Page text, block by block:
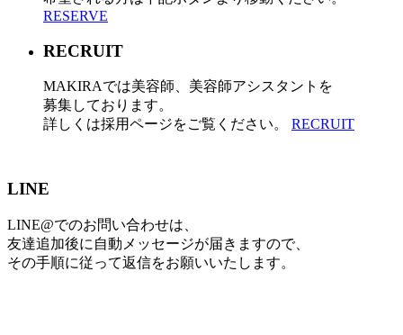
RESERVE
RECRUIT
MAKIRAでは美容師、美容師アシスタントを
募集しております。
詳しくは採用ページをご覧ください。 RECRUIT
LINE
LINE@でのお問い合わせは、
友達追加後に自動メッセージが届きますので、
その手順に従って返信をお願いいたします。